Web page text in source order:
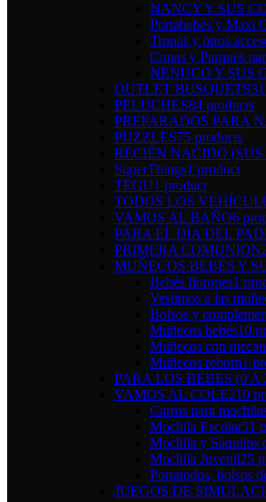
NANCY Y SUS
Portabebés y Maxi
Tronas y otros
Cunas y Parques
NENUCO Y SUS
OUTLET BUSQUETS
PELUCHES84 products
PREPARADOS PARA
PUZZLES75 products
RECIÉN NACIDO
SuperThings1 product
TEGU1 product
TODOS LOS
VAMOS AL BAÑO6
PARA EL DÍA DEL
PRIMERA COMUNION
MUÑECOS BEBÉS Y
Bebés llorones1
Vestimos a las
Bolsos y
Muñecos bebés10
Muñecos con
Muñecos reborn1
PARA LOS BEBES (0 A
VAMOS AL COLE210
Carros para
Mochila Escolar51
Mochila y Saquitos
Mochila Juvenil25
Portatodos, bolsos
JUEGOS DE